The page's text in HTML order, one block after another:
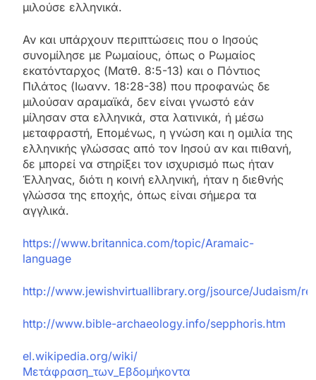
μιλούσε ελληνικά.
Αν και υπάρχουν περιπτώσεις που ο Ιησούς
συνομίλησε με Ρωμαίους, όπως ο Ρωμαίος
εκατόνταρχος (Ματθ. 8:5-13) και ο Πόντιος
Πιλάτος (Ιωανν. 18:28-38) που προφανώς δε
μιλούσαν αραμαϊκά, δεν είναι γνωστό εάν
μίλησαν στα ελληνικά, στα λατινικά, ή μέσω
μεταφραστή, Επομένως, η γνώση και η ομιλία της
ελληνικής γλώσσας από τον Ιησού αν και πιθανή,
δε μπορεί να στηρίξει τον ισχυρισμό πως ήταν
Έλληνας, διότι η κοινή ελληνική, ήταν η διεθνής
γλώσσα της εποχής, όπως είναι σήμερα τα
αγγλικά.
https://www.britannica.com/topic/Aramaic-
language
http://www.jewishvirtuallibrary.org/jsource/Judaism/
http://www.bible-archaeology.info/sepphoris.htm
el.wikipedia.org/wiki/
Μετάφραση_των_Εβδομήκοντα